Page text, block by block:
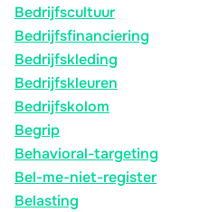
Bedrijfscultuur
Bedrijfsfinanciering
Bedrijfskleding
Bedrijfskleuren
Bedrijfskolom
Begrip
Behavioral-targeting
Bel-me-niet-register
Belasting